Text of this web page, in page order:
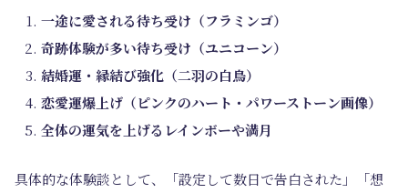
一途に愛される待ち受け（フラミンゴ）
奇跡体験が多い待ち受け（ユニコーン）
結婚運・縁結び強化（二羽の白鳥）
恋愛運爆上げ（ピンクのハート・パワーストーン画像）
全体の運気を上げるレインボーや満月
具体的な体験談として、「設定して数日で告白された」「想